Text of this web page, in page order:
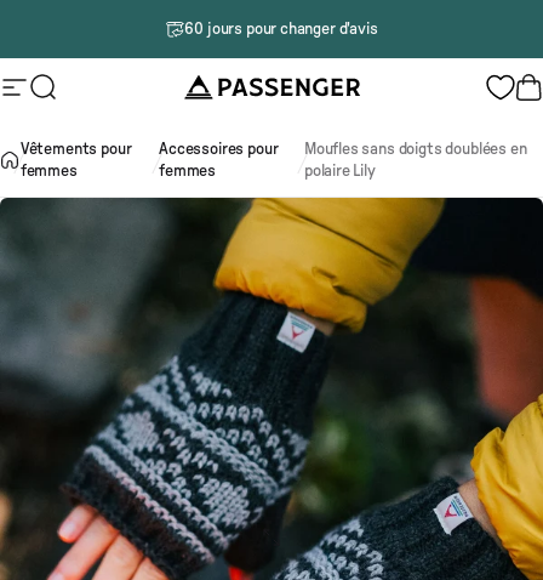
60 jours pour changer d'avis
Navigation
Rechercher Passenger
Vêtements pour
femmes
Accessoires pour
femmes
Moufles sans doigts doublées en
polaire Lily